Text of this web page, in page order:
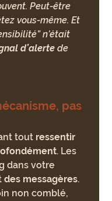
Peut-être
vous-même. Et
n’était
d’alerte de
pas
tout ressentir
. Les
dans votre
des messagères.
non comblé,